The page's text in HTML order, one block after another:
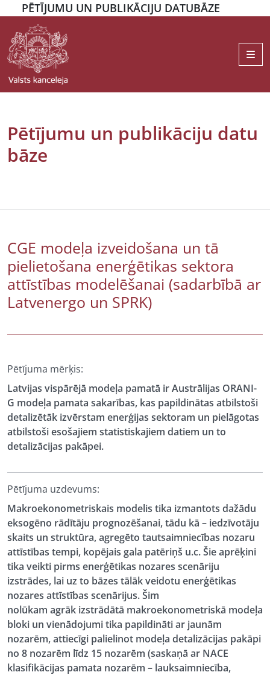
PĒTĪJUMU UN PUBLIKĀCIJU DATUBĀZE
Pētījumu un publikāciju datu
bāze
CGE modeļa izveidošana un tā
pielietošana enerģētikas sektora
attīstības modelēšanai (sadarbībā ar
Latvenergo un SPRK)
Pētījuma mērķis:
Latvijas vispārējā modeļa pamatā ir Austrālijas ORANI-
G modeļa pamata sakarības, kas papildinātas atbilstoši
detalizētāk izvērstam enerģijas sektoram un pielāgotas
atbilstoši esošajiem statistiskajiem datiem un to
detalizācijas pakāpei.
Pētījuma uzdevums:
Makroekonometriskais modelis tika izmantots dažādu
eksogēno rādītāju prognozēšanai, tādu kā – iedzīvotāju
skaits un struktūra, agregēto tautsaimniecības nozaru
attīstības tempi, kopējais gala patēriņš u.c. Šie aprēķini
tika veikti pirms enerģētikas nozares scenāriju
izstrādes, lai uz to bāzes tālāk veidotu enerģētikas
nozares attīstības scenārijus. Šim
nolūkam agrāk izstrādātā makroekonometriskā modeļa
bloki un vienādojumi tika papildināti ar jaunām
nozarēm, attiecīgi palielinot modeļa detalizācijas pakāpi
no 8 nozarēm līdz 15 nozarēm (saskaņā ar NACE
klasifikācijas pamata nozarēm – lauksaimniecība,